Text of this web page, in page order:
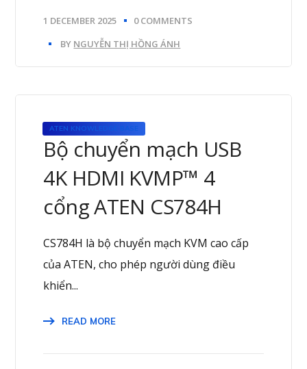
1 DECEMBER 2025
0 COMMENTS
BY NGUYỄN THỊ HỒNG ÁNH
ATEN KNOWLEDGE BASE
Bộ chuyển mạch USB
4K HDMI KVMP™ 4
cổng ATEN CS784H
CS784H là bộ chuyển mạch KVM cao cấp
của ATEN, cho phép người dùng điều
khiển...
READ MORE